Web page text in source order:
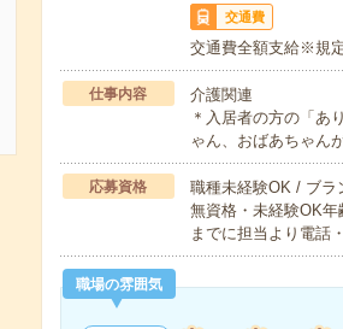
交通費
交通費全額支給※規
仕事内容
介護関連
＊入居者の方の「あ
ゃん、おばあちゃん
応募資格
職種未経験OK / ブラ
無資格・未経験OK
までに担当より電話
職場の雰囲気